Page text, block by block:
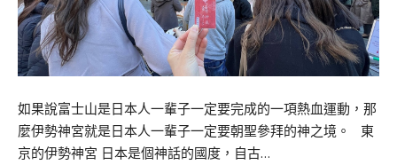
如果說富士山是日本人一輩子一定要完成的一項熱血運動，那
麼伊勢神宮就是日本人一輩子一定要朝聖參拜的神之境。 東
京的伊勢神宮 日本是個神話的國度，自古…